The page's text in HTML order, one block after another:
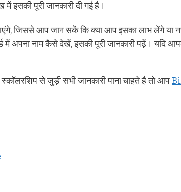
इसकी पूरी जानकारी दी गई है।
जिससे आप जान सकें कि क्या आप इसका लाभ लेंगे या नहीं।
अपना नाम कैसे देखें, इसकी पूरी जानकारी पढ़ें। यदि
से जुड़ी सभी जानकारी पाना चाहते है तो आप